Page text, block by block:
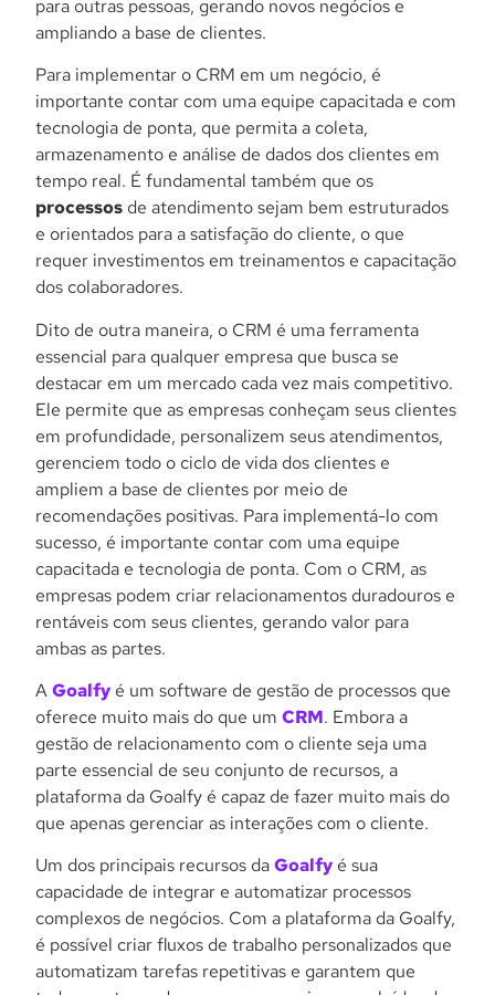
para outras pessoas, gerando novos negócios e
ampliando a base de clientes.
Para implementar o CRM em um negócio, é
importante contar com uma equipe capacitada e com
tecnologia de ponta, que permita a coleta,
armazenamento e análise de dados dos clientes em
tempo real. É fundamental também que os
processos de atendimento sejam bem estruturados
e orientados para a satisfação do cliente, o que
requer investimentos em treinamentos e capacitação
dos colaboradores.
Dito de outra maneira, o CRM é uma ferramenta
essencial para qualquer empresa que busca se
destacar em um mercado cada vez mais competitivo.
Ele permite que as empresas conheçam seus clientes
em profundidade, personalizem seus atendimentos,
gerenciem todo o ciclo de vida dos clientes e
ampliem a base de clientes por meio de
recomendações positivas. Para implementá-lo com
sucesso, é importante contar com uma equipe
capacitada e tecnologia de ponta. Com o CRM, as
empresas podem criar relacionamentos duradouros e
rentáveis com seus clientes, gerando valor para
ambas as partes.
AGoalfy é um software de gestão de processos que
oferece muito mais do que um CRM. Embora a
gestão de relacionamento com o cliente seja uma
parte essencial de seu conjunto de recursos, a
plataforma da Goalfy é capaz de fazer muito mais do
que apenas gerenciar as interações com o cliente.
Um dos principais recursos daGoalfy é sua
capacidade de integrar e automatizar processos
complexos de negócios. Com a plataforma da Goalfy,
é possível criar fluxos de trabalho personalizados que
automatizam tarefas repetitivas e garantem que